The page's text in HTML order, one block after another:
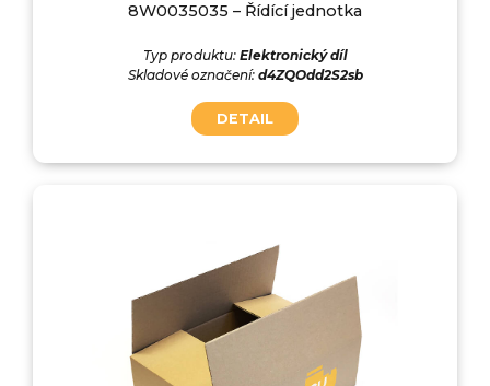
8W0035035 – Řídící jednotka
Typ produktu: Elektronický díl
Skladové označení: d4ZQOdd2S2sb
DETAIL